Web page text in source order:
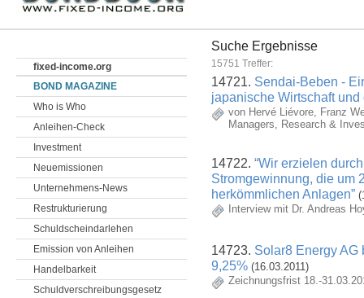
Suche Ergebnisse
15751 Treffer:
14721.
Sendai-Beben -
japanische Wirtschaft
von Hervé Liévore, Franz
Managers, Research &
14722. “Wir erzielen
Stromgewinnung, die um
herkömmlichen Anlagen”
Interview mit Dr. Andreas
14723. Solar8 Energy
9,25% (16.03.2011)
Zeichnungsfrist 18.-
fixed-income.org
BOND MAGAZINE
Who is Who
Anleihen-Check
Investment
Neuemissionen
Unternehmens-News
Restrukturierung
Schuldscheindarlehen
Emission von Anleihen
Handelbarkeit
Schuldverschreibungsgesetz